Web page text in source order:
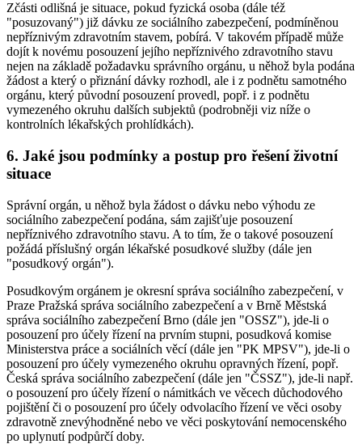
Zčásti odlišná je situace, pokud fyzická osoba (dále též
"posuzovaný") již dávku ze sociálního zabezpečení, podmíněnou
nepříznivým zdravotním stavem, pobírá. V takovém případě může
dojít k novému posouzení jejího nepříznivého zdravotního stavu
nejen na základě požadavku správního orgánu, u něhož byla podána
žádost a který o přiznání dávky rozhodl, ale i z podnětu samotného
orgánu, který původní posouzení provedl, popř. i z podnětu
vymezeného okruhu dalších subjektů (podrobněji viz níže o
kontrolních lékařských prohlídkách).
6. Jaké jsou podmínky a postup pro řešení životní
situace
Správní orgán, u něhož byla žádost o dávku nebo výhodu ze
sociálního zabezpečení podána, sám zajišťuje posouzení
nepříznivého zdravotního stavu. A to tím, že o takové posouzení
požádá příslušný orgán lékařské posudkové služby (dále jen
"posudkový orgán").
Posudkovým orgánem je okresní správa sociálního zabezpečení, v
Praze Pražská správa sociálního zabezpečení a v Brně Městská
správa sociálního zabezpečení Brno (dále jen "OSSZ"), jde-li o
posouzení pro účely řízení na prvním stupni, posudková komise
Ministerstva práce a sociálních věcí (dále jen "PK MPSV"), jde-li o
posouzení pro účely vymezeného okruhu opravných řízení, popř.
Česká správa sociálního zabezpečení (dále jen "ČSSZ"), jde-li např.
o posouzení pro účely řízení o námitkách ve věcech důchodového
pojištění či o posouzení pro účely odvolacího řízení ve věci osoby
zdravotně znevýhodněné nebo ve věci poskytování nemocenského
po uplynutí podpůrčí doby.